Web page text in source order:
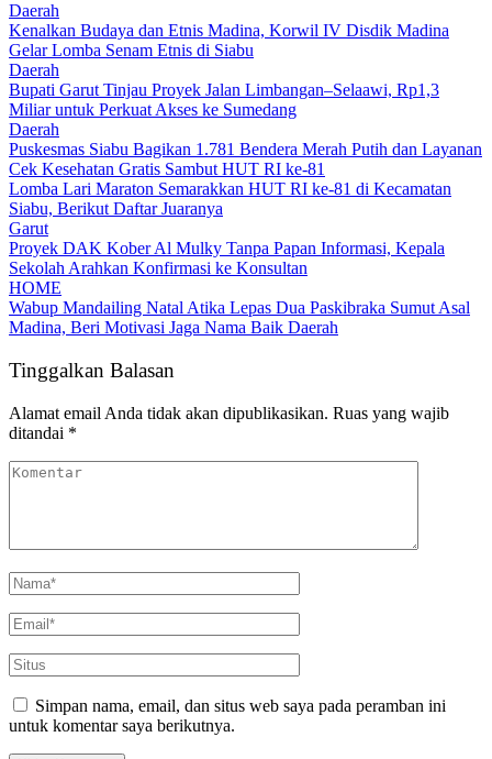
Daerah
Kenalkan Budaya dan Etnis Madina, Korwil IV Disdik Madina
Gelar Lomba Senam Etnis di Siabu
Daerah
Bupati Garut Tinjau Proyek Jalan Limbangan–Selaawi, Rp1,3
Miliar untuk Perkuat Akses ke Sumedang
Daerah
Puskesmas Siabu Bagikan 1.781 Bendera Merah Putih dan Layanan
Cek Kesehatan Gratis Sambut HUT RI ke-81
Lomba Lari Maraton Semarakkan HUT RI ke-81 di Kecamatan
Siabu, Berikut Daftar Juaranya
Garut
Proyek DAK Kober Al Mulky Tanpa Papan Informasi, Kepala
Sekolah Arahkan Konfirmasi ke Konsultan
HOME
Wabup Mandailing Natal Atika Lepas Dua Paskibraka Sumut Asal
Madina, Beri Motivasi Jaga Nama Baik Daerah
Tinggalkan Balasan
Alamat email Anda tidak akan dipublikasikan. Ruas yang wajib
ditandai *
Simpan nama, email, dan situs web saya pada peramban ini
untuk komentar saya berikutnya.